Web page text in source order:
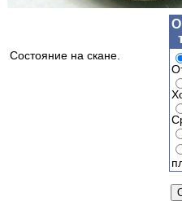
Состояние на скане.